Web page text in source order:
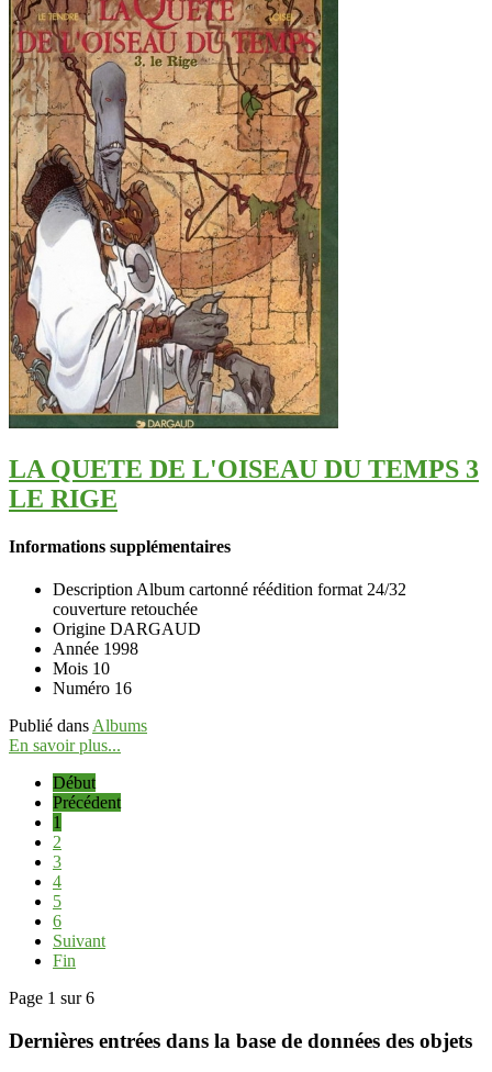
LA QUETE DE L'OISEAU DU TEMPS 3
LE RIGE
Informations supplémentaires
Description Album cartonné réédition format 24/32
couverture retouchée
Origine DARGAUD
Année 1998
Mois 10
Numéro 16
Publié dans Albums
En savoir plus...
Début
Précédent
1
2
3
4
5
6
Suivant
Fin
Page 1 sur 6
Dernières entrées dans la base de données des objets